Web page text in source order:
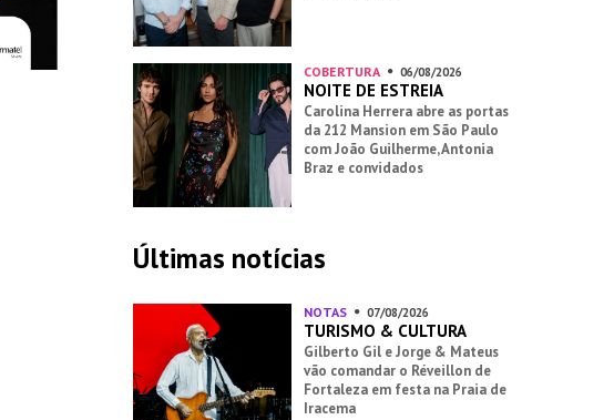
COBERTURA 06/08/2026
NOITE DE ESTREIA
Carolina Herrera abre as portas
da 212 Mansion em São Paulo
com João Guilherme, Antonia
Braz e convidados
Últimas notícias
NOTAS 07/08/2026
TURISMO & CULTURA
Gilberto Gil e Jorge & Mateus
vão comandar o Réveillon de
Fortaleza em festa na Praia de
Iracema